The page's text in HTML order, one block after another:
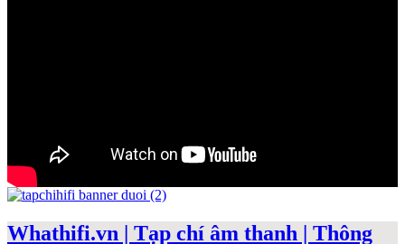
Whathifi.vn | Tạp chí âm thanh | Thông